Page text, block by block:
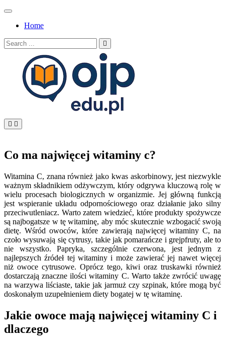
Skip
contentHome
Search
for:
Co ma najwięcej witaminy c?
Witamina C, znana również jako kwas askorbinowy, jest niezwykle
ważnym składnikiem odżywczym, który odgrywa kluczową rolę w
wielu procesach biologicznych w organizmie. Jej główną funkcją
jest wspieranie układu odpornościowego oraz działanie jako silny
przeciwutleniacz. Warto zatem wiedzieć, które produkty spożywcze
są najbogatsze w tę witaminę, aby móc skutecznie wzbogacić swoją
dietę. Wśród owoców, które zawierają najwięcej witaminy C, na
czoło wysuwają się cytrusy, takie jak pomarańcze i grejpfruty, ale to
nie wszystko. Papryka, szczególnie czerwona, jest jednym z
najlepszych źródeł tej witaminy i może zawierać jej nawet więcej
niż owoce cytrusowe. Oprócz tego, kiwi oraz truskawki również
dostarczają znaczne ilości witaminy C. Warto także zwrócić uwagę
na warzywa liściaste, takie jak jarmuż czy szpinak, które mogą być
doskonałym uzupełnieniem diety bogatej w tę witaminę.
Jakie owoce mają najwięcej witaminy C i
dlaczego